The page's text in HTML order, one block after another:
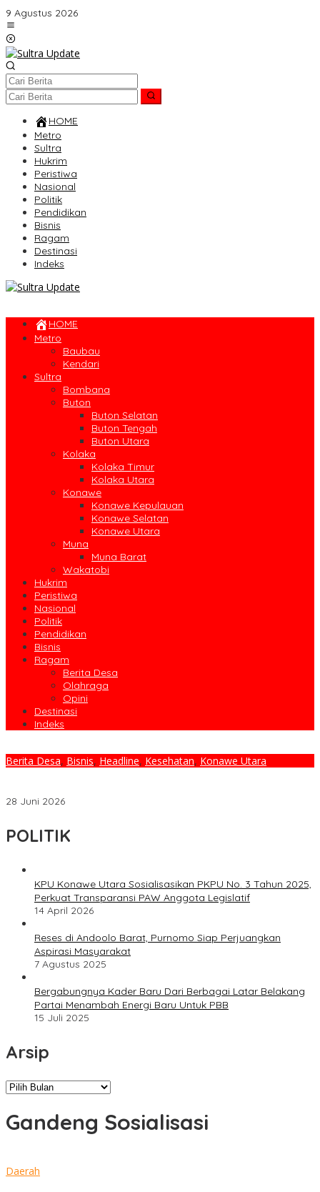
Lewati
ke
konten
9 Agustus 2026
HOME
Metro
Sultra
Hukrim
Peristiwa
Nasional
Politik
Pendidikan
Bisnis
Ragam
Destinasi
Indeks
HOME
Metro
Baubau
Kendari
Sultra
Bombana
Buton
Buton Selatan
Buton Tengah
Buton Utara
Kolaka
Kolaka Timur
Kolaka Utara
Konawe
Konawe Kepulauan
Konawe Selatan
Konawe Utara
Muna
Muna Barat
Wakatobi
Hukrim
Peristiwa
Nasional
Politik
Pendidikan
Bisnis
Ragam
Berita Desa
Olahraga
Opini
Destinasi
Indeks
Berita Desa, Bisnis, Headline, Kesehatan, Konawe Utara
28 Juni 2026
POLITIK
KPU Konawe Utara Sosialisasikan PKPU No. 3 Tahun 2025,
Perkuat Transparansi PAW Anggota Legislatif
14 April 2026
Reses di Andoolo Barat, Purnomo Siap Perjuangkan
Aspirasi Masyarakat
7 Agustus 2025
Bergabungnya Kader Baru Dari Berbagai Latar Belakang
Partai Menambah Energi Baru Untuk PBB
15 Juli 2025
Arsip
Arsip
Gandeng Sosialisasi
Daerah